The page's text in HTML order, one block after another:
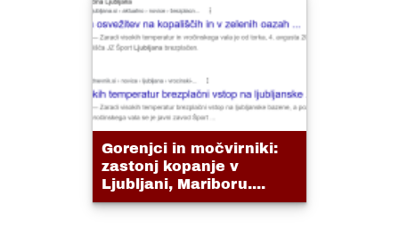
Gorenjci in močvirniki:
zastonj kopanje v
Ljubljani, Mariboru....